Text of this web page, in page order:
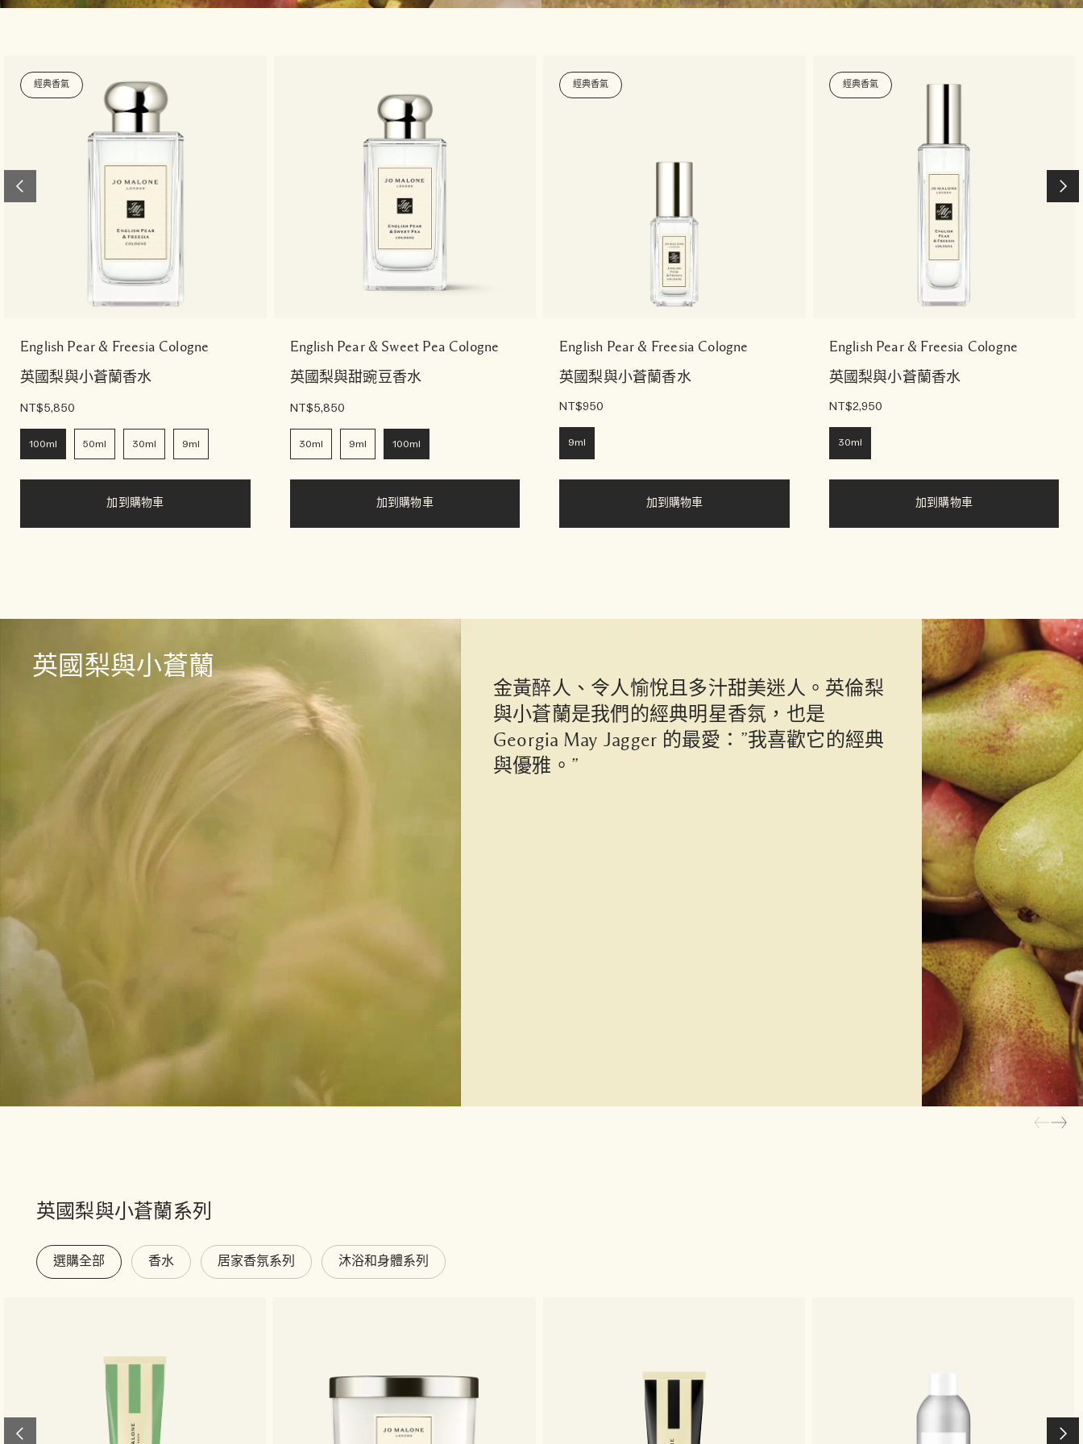
經典香氣
English Pear & Freesia Cologne
英國梨與小蒼蘭香水
NT$5,850
100ml 50ml 30ml 9ml
加到購物車
English Pear & Sweet Pea Cologne
英國梨與甜豌豆香水
NT$5,850
30ml 9ml 100ml
加到購物車
經典香氣
English Pear & Freesia Cologne
英國梨與小蒼蘭香水
NT$950
9ml
加到購物車
經典香氣
English Pear & Freesia Cologne
英國梨與小蒼蘭香水
NT$2,950
30ml
加到購物車
英國梨與小蒼蘭
金黃醉人、令人愉悅且多汁甜美迷人。英倫梨
與小蒼蘭是我們的經典明星香氛，也是
Georgia May Jagger 的最愛：”我喜歡它的經典
與優雅。”
英國梨與小蒼蘭系列
選購全部 香水 居家香氛系列 沐浴和身體系列